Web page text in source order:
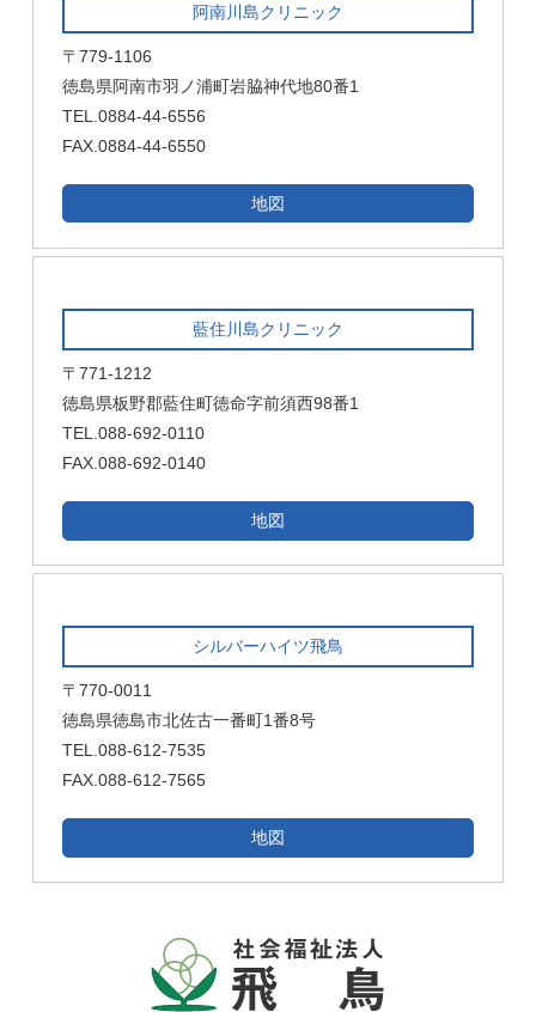
阿南川島クリニック
〒779-1106
徳島県阿南市羽ノ浦町岩脇神代地80番1
TEL.0884-44-6556
FAX.0884-44-6550
地図
藍住川島クリニック
〒771-1212
徳島県板野郡藍住町徳命字前須西98番1
TEL.088-692-0110
FAX.088-692-0140
地図
シルバーハイツ飛鳥
〒770-0011
徳島県徳島市北佐古一番町1番8号
TEL.088-612-7535
FAX.088-612-7565
地図